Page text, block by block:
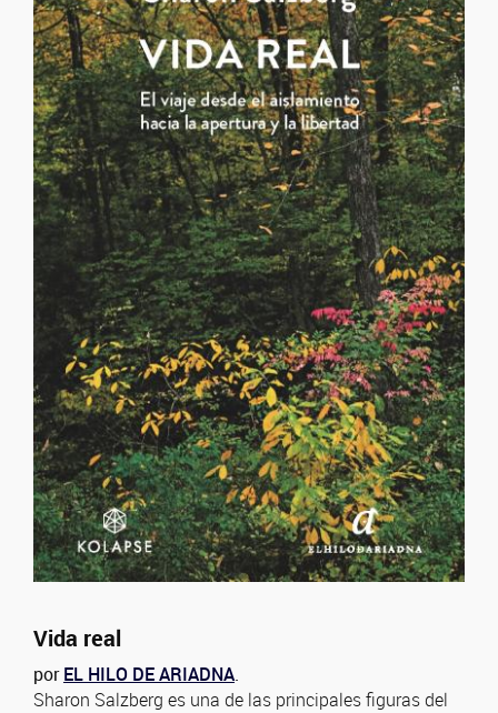
Vida real
porEL HILO DE ARIADNA.
Sharon Salzberg es una de las principales figuras del